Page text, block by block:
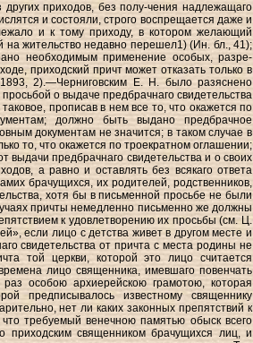
приходов, без полу-чения надлежащаго
и состояли, строго воспрещается даже и
и к тому приходу, в котором желающий
на жительство недавно перешел1) (Ин. бл., 41);
необходимым применение особых, разре-
приходский причт может отказать только в
2).—Черниговским Е. Н. было разяснено
о выдаче предбрачнаго свидетельства
прописав в нем все то, что окажется по
должно быть выдано предбрачное
документам не значится; в таком случае в
то, что окажется по троекратном оглашении;
выдачи предбрачнаго свидетельства и о своих
а равно и оставлять без всякаго ответа
брачущихся, их родителей, родственников,
хотя бы в письменной просьбе не были
причты немедленно письменно же должны
к удовлетворению их просьбы (см. Ц.
если лицо с детства живет в другом месте и
свидетельства от причта с места родины не
той церкви, которой это лицо считается
лицо священника, имевшаго повенчать
особою архиерейскою грамотою, которая
предписывалось известному священнику
нет ли каких законных препятствий к
требуемый венечною памятью обыск всего
священником брачущихся лиц, и